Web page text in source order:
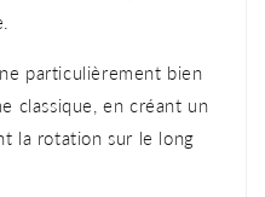
particulièrement bien
classique, en créant un
la rotation sur le long